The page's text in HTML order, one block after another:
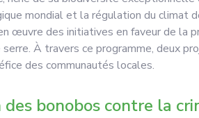
mondial et la régulation du climat
œuvre des initiatives en faveur de la
À travers ce programme, deux
des communautés locales.
bonobos contre la